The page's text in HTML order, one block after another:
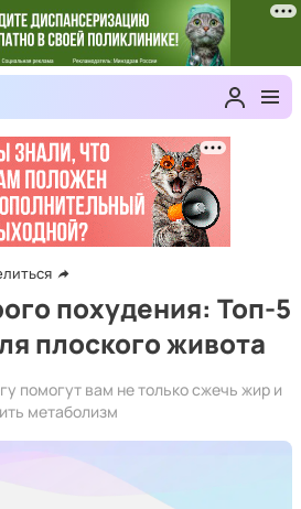
похудения: Топ-5
плоского живота
помогут вам не только сжечь жир и
метаболизм